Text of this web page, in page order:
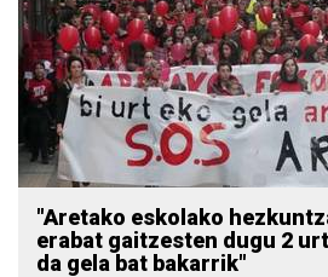
"Aretako eskolako
erabat gaitzesten dugu 2
da gela bat bakarrik"